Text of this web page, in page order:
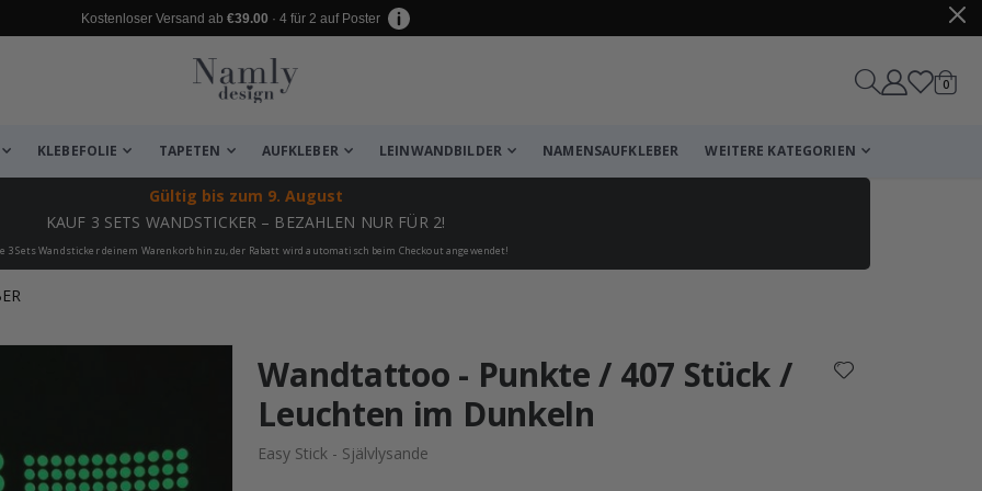
Kostenloser Versand ab €39.00 · 4 für 2 auf Poster
Wagen
0
KLEBEFOLIE TAPETEN AUFKLEBER LEINWANDBILDER NAMENSAUFKLEBER WEITERE KATEGORIEN
Gültig bis zum 9. August
KAUF 3 SETS WANDSTICKER – BEZAHLEN NUR FÜR 2!
3 Sets Wandsticker deinem Warenkorb hinzu, der Rabatt wird automatisch beim Checkout angewendet!
leiden ✔
Wandtattoo - Punkte / 407 Stück /
Leuchten im Dunkeln
Easy Stick - Självlysande